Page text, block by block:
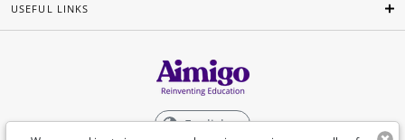
USEFUL LINKS
English